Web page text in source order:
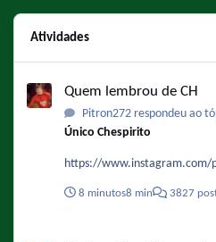
Atividades
Quem lembrou de CH
Pitron272 respondeu ao
Único Chespirito
https://www.instagram.com/
8 minutos8 min 3827